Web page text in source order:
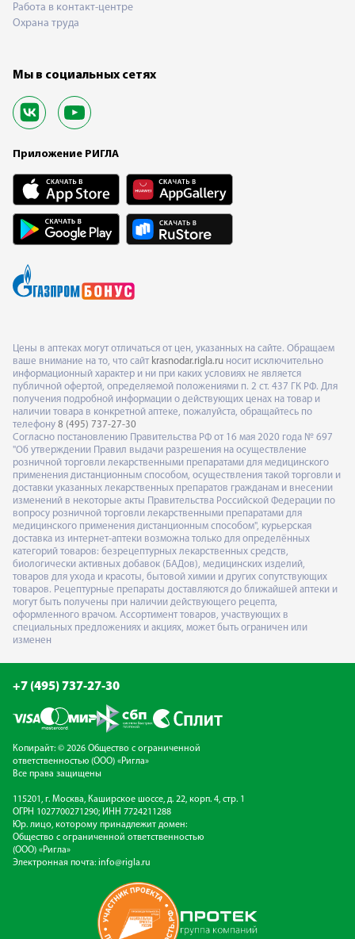
Работа в контакт-центре
Охрана труда
Мы в социальных сетях
Приложение РИГЛА
Цены в аптеках могут отличаться от цен, указанных на сайте. Обращаем
ваше внимание на то, что сайт krasnodar.rigla.ru носит исключительно
информационный характер и ни при каких условиях не является
публичной офертой, определяемой положениями п. 2 ст. 437 ГК РФ. Для
получения подробной информации о действующих ценах на товар и
наличии товара в конкретной аптеке, пожалуйста, обращайтесь по
телефону 8 (495) 737-27-30
Согласно постановлению Правительства РФ от 16 мая 2020 года № 697
"Об утверждении Правил выдачи разрешения на осуществление
розничной торговли лекарственными препаратами для медицинского
применения дистанционным способом, осуществления такой торговли и
доставки указанных лекарственных препаратов гражданам и внесении
изменений в некоторые акты Правительства Российской Федерации по
вопросу розничной торговли лекарственными препаратами для
медицинского применения дистанционным способом", курьерская
доставка из интернет-аптеки возможна только для определённых
категорий товаров: безрецептурных лекарственных средств,
биологически активных добавок (БАДов), медицинских изделий,
товаров для ухода и красоты, бытовой химии и других сопутствующих
товаров. Рецептурные препараты доставляются до ближайшей аптеки и
могут быть получены при наличии действующего рецепта,
оформленного врачом. Ассортимент товаров, участвующих в
специальных предложениях и акциях, может быть ограничен или
изменен
+7 (495) 737-27-30
Копирайт: © 2026 Общество с ограниченной
ответственностью (ООО) «Ригла»
Все права защищены
115201, г. Москва, Каширское шоссе, д. 22, корп. 4, стр. 1
ОГРН 1027700271290; ИНН 7724211288
Юр. лицо, которому принадлежит домен:
Общество с ограниченной ответственностью
(ООО) «Ригла»
Электронная почта: info@rigla.ru